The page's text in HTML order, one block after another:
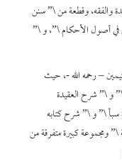
والفقه، وقطعة من \” سنن
أصول الأحكام \”، و \”
– رحمه الله -، حيث
و \” شرح العقيدة
\” و \” شرح كتابه
ومجموعة كبيرة متفرقة من